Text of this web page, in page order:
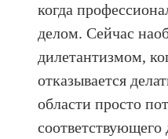
когда
делом. Сейчас
дилетантизмом,
отказывается
области просто